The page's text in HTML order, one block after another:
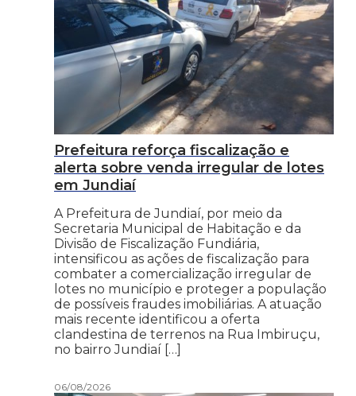
Prefeitura reforça fiscalização e
alerta sobre venda irregular de lotes
em Jundiaí
A Prefeitura de Jundiaí, por meio da
Secretaria Municipal de Habitação e da
Divisão de Fiscalização Fundiária,
intensificou as ações de fiscalização para
combater a comercialização irregular de
lotes no município e proteger a população
de possíveis fraudes imobiliárias. A atuação
mais recente identificou a oferta
clandestina de terrenos na Rua Imbiruçu,
no bairro Jundiaí […]
06/08/2026